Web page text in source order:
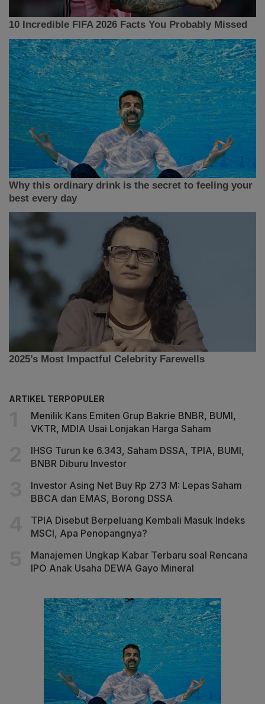
ARTIKEL TERPOPULER
Menilik Kans Emiten Grup Bakrie BNBR, BUMI,
VKTR, MDIA Usai Lonjakan Harga Saham
IHSG Turun ke 6.343, Saham DSSA, TPIA, BUMI,
BNBR Diburu Investor
Investor Asing Net Buy Rp 273 M: Lepas Saham
BBCA dan EMAS, Borong DSSA
TPIA Disebut Berpeluang Kembali Masuk Indeks
MSCI, Apa Penopangnya?
Manajemen Ungkap Kabar Terbaru soal Rencana
IPO Anak Usaha DEWA Gayo Mineral